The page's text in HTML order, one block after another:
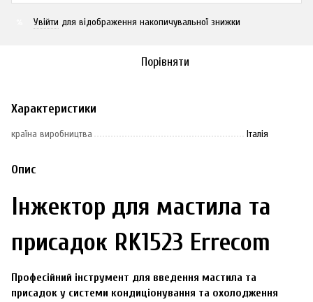
Увійти для відображення накопичувальної знижки
Порівняти
Характеристики
країна виробництва Італія
Опис
Інжектор для мастила та
присадок RK1523 Errecom
Професійний інструмент для введення мастила та
присадок у системи кондиціонування та охолодження